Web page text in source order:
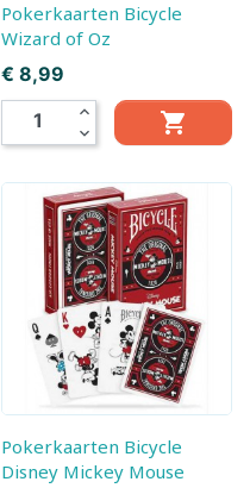
Pokerkaarten Bicycle
Wizard of Oz
Prijs
€ 8,99
expand_less
expand_more

Pokerkaarten Bicycle
Disney Mickey Mouse